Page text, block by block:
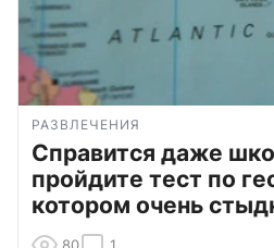
РАЗВЛЕЧЕНИЯ
Справится даже
пройдите тест по
котором очень
80 1